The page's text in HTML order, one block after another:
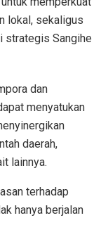
dalam
sesuai
berlaku,”
mengatakan,
kultural,
wilayah di Filipina
sekaligus
Sangihe